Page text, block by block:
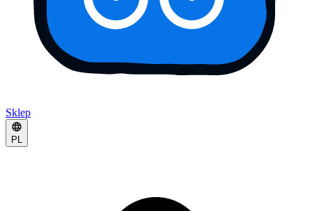
Sklep
PL